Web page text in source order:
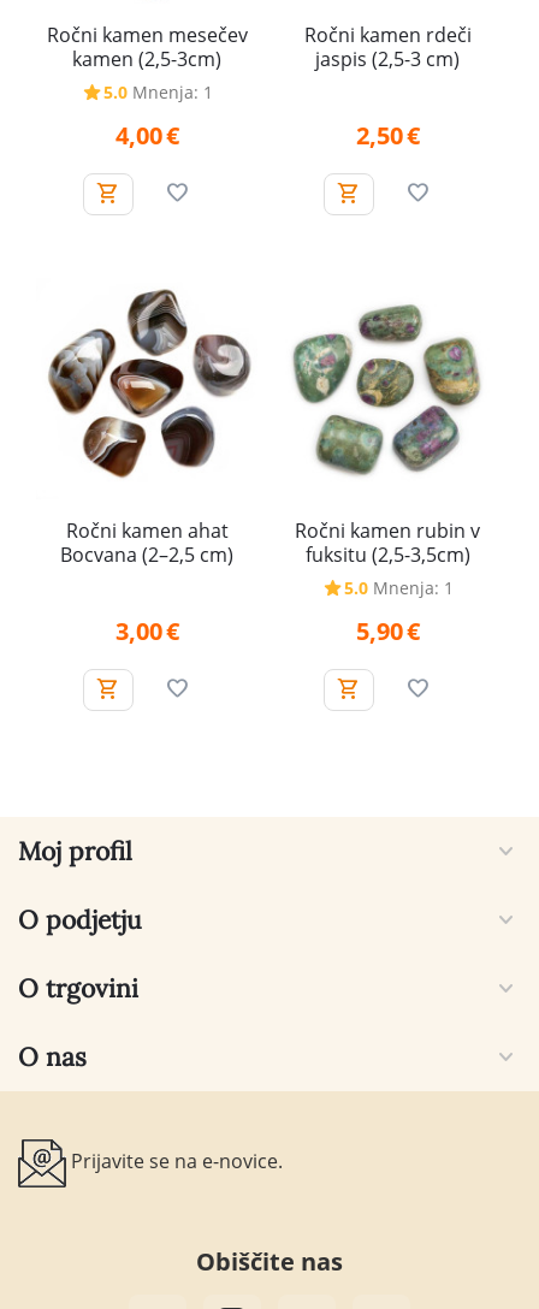
Ročni kamen mesečev
kamen (2,5-3cm)
5.0 Mnenja: 1
4,00€
Ročni kamen rdeči
jaspis (2,5-3 cm)
2,50€
Ročni kamen ahat
Bocvana (2–2,5 cm)
3,00€
Ročni kamen rubin v
fuksitu (2,5-3,5cm)
5.0 Mnenja: 1
5,90€
Moj profil
O podjetju
O trgovini
O nas
Prijavite se na e-novice.
Obiščite nas